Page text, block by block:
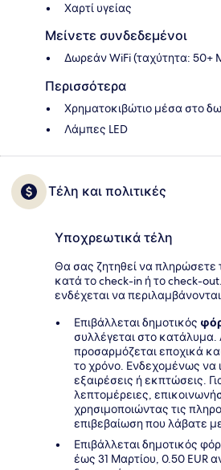
Χαρτί υγείας
Μείνετε συνδεδεμένοι
Δωρεάν WiFi (ταχύτητα: 50+
Περισσότερα
Χρηματοκιβώτιο μέσα στο
Λάμπες LED
Τέλη και πολιτικές
Υποχρεωτικά τέλη
Θα σας ζητηθεί να πληρώσετε
κατά το check-in ή το check-
ενδέχεται να περιλαμβάνονται
Επιβάλλεται δημοτικός
συλλέγεται στο κατάλυμα.
προσαρμόζεται εποχικά
το χρόνο. Ενδεχομένως να
εξαιρέσεις ή εκπτώσεις.
λεπτομέρειες,
χρησιμοποιώντας τις
επιβεβαίωση που λάβατε
Επιβάλλεται δημοτικός
έως 31 Μαρτίου, 0.50 EUR